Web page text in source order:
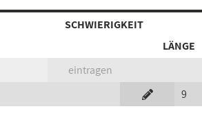
SCHWIERIGKEIT
LÄNGE
eintragen
9